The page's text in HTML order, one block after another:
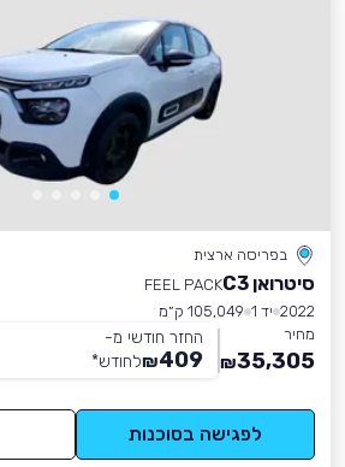
בפריסה ארצית
סיטרואן C3
FEEL PACK
2022 יד 1
105,049 ק״מ
מחיר
35,305
₪
החזר חודשי מ-
409
₪לחודש*
לפגישה בסוכנות